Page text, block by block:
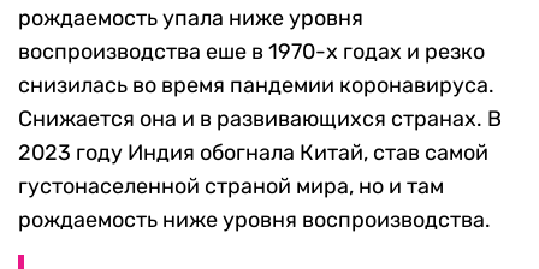
рождаемость упала ниже уровня
воспроизводства еше в 1970-х годах и резко
снизилась во время пандемии коронавируса.
Снижается она и в развивающихся странах. В
2023 году Индия обогнала Китай, став самой
густонаселенной страной мира, но и там
рождаемость ниже уровня воспроизводства.